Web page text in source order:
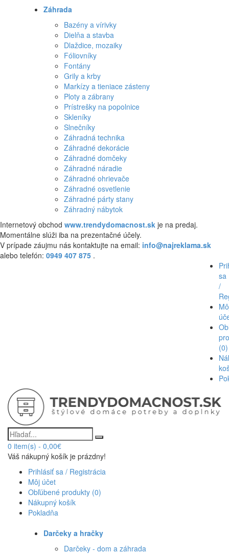
Záhrada
Bazény a vírivky
Dielňa a stavba
Dlaždice, mozaiky
Fóliovníky
Fontány
Grily a krby
Markízy a tieniace zásteny
Ploty a zábrany
Prístrešky na popolnice
Skleníky
Slnečníky
Záhradná technika
Záhradné dekorácie
Záhradné domčeky
Záhradné náradie
Záhradné ohrievače
Záhradné osvetlenie
Záhradné párty stany
Záhradný nábytok
Internetový obchod www.trendydomacnost.sk je na predaj.
Momentálne slúži iba na prezentačné účely.
V prípade záujmu nás kontaktujte na email: info@najreklama.sk
alebo telefón: 0949 407 875 .
sa
/
(0)
0 item(s) - 0,00€
Váš nákupný košík je prázdny!
Prihlásiť sa / Registrácia
Môj účet
Obľúbené produkty (0)
Nákupný košík
Pokladňa
Darčeky a hračky
Darčeky - dom a záhrada